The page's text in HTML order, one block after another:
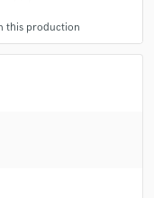
this production